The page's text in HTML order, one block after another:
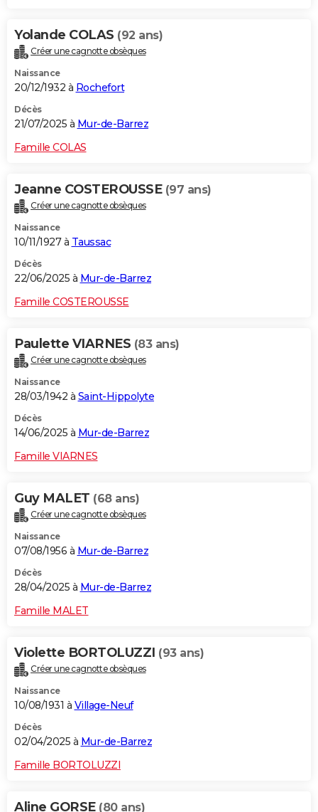
Yolande COLAS (92 ans)
Créer une cagnotte obsèques
Naissance
20/12/1932 à Rochefort
Décès
21/07/2025 à Mur-de-Barrez
Famille COLAS
Jeanne COSTEROUSSE (97 ans)
Créer une cagnotte obsèques
Naissance
10/11/1927 à Taussac
Décès
22/06/2025 à Mur-de-Barrez
Famille COSTEROUSSE
Paulette VIARNES (83 ans)
Créer une cagnotte obsèques
Naissance
28/03/1942 à Saint-Hippolyte
Décès
14/06/2025 à Mur-de-Barrez
Famille VIARNES
Guy MALET (68 ans)
Créer une cagnotte obsèques
Naissance
07/08/1956 à Mur-de-Barrez
Décès
28/04/2025 à Mur-de-Barrez
Famille MALET
Violette BORTOLUZZI (93 ans)
Créer une cagnotte obsèques
Naissance
10/08/1931 à Village-Neuf
Décès
02/04/2025 à Mur-de-Barrez
Famille BORTOLUZZI
Aline GORSE (80 ans)